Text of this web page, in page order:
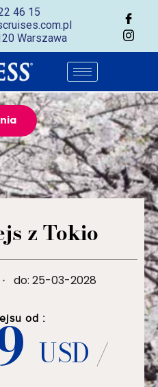
46 15
Warszawa
z Tokio
· do: 25-03-2028
od :
USD /